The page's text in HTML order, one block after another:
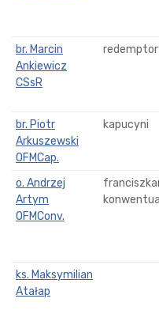
br. Marcin
Ankiewicz
CSsR
br. Piotr
Arkuszewski
OFMCap.
kapucyni
o. Andrzej
Artym
OFMConv.
ks. Maksymilian
Atałap